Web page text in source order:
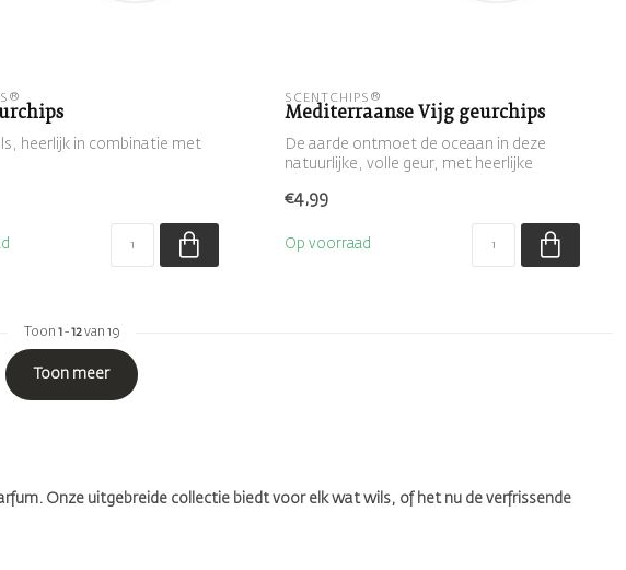
heerlijk in combinatie met
SCENTCHIPS®
Mediterraanse Vijg geurchips
De aarde ontmoet de oceaan in deze
natuurlijke, volle geur, met heerlijke
€4,99
Op voorraad
Toon 1-12van 19
Toon meer
Onze uitgebreide collectie biedt voor elk wat wils, of het nu de verfrissende